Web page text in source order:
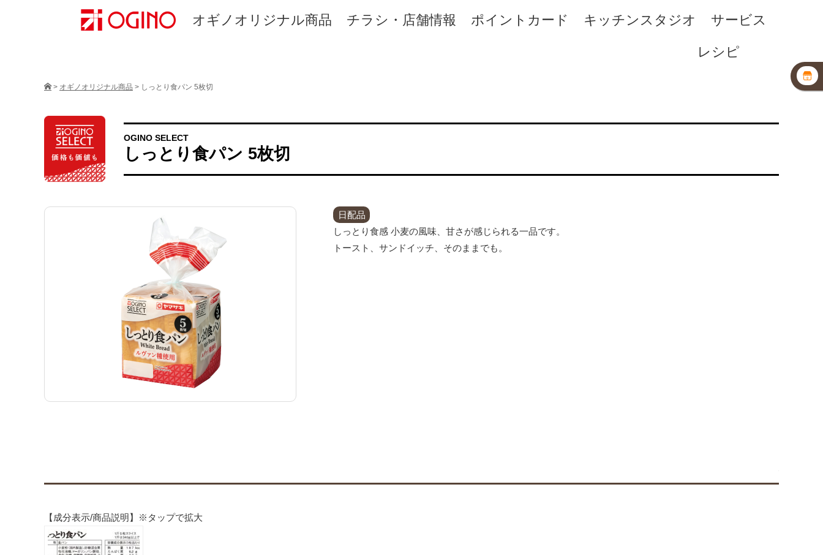
オギノオリジナル商品 チラシ・店舗情報 ポイントカード キッチンスタジオ サービス
レシピ
> オギノオリジナル商品 > しっとり食パン 5枚切
OGINO SELECT
しっとり食パン 5枚切
日配品
しっとり食感 小麦の風味、甘さが感じられる一品です。
トースト、サンドイッチ、そのままでも。
【成分表示/商品説明】※タップで拡大